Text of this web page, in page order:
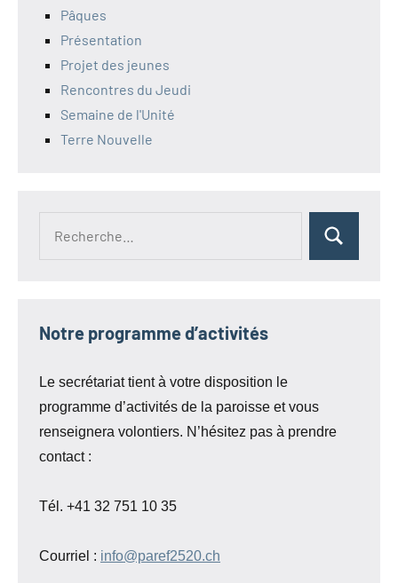
Pâques
Présentation
Projet des jeunes
Rencontres du Jeudi
Semaine de l'Unité
Terre Nouvelle
Rechercher
Notre programme d’activités
Le secrétariat tient à votre disposition le
programme d’activités de la paroisse et vous
renseignera volontiers. N’hésitez pas à prendre
contact :
Tél. +41 32 751 10 35
Courriel : info@paref2520.ch